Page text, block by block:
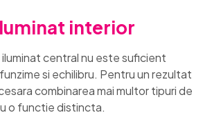
interior
iluminat central nu este suficient
si echilibru. Pentru un rezultat
combinarea mai multor tipuri de
o functie distincta.